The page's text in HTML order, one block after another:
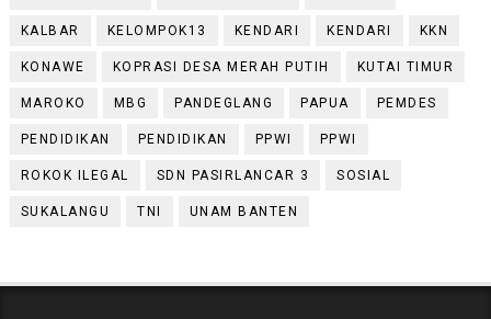
KALBAR KELOMPOK13 KENDARI KENDARI KKN
KONAWE KOPRASI DESA MERAH PUTIH KUTAI TIMUR
MAROKO MBG PANDEGLANG PAPUA PEMDES
PENDIDIKAN PENDIDIKAN PPWI PPWI
ROKOK ILEGAL SDN PASIRLANCAR 3 SOSIAL
SUKALANGU TNI UNAM BANTEN